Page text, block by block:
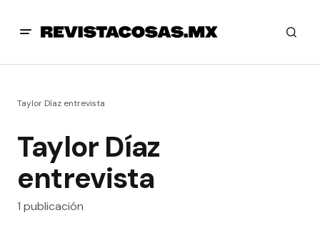
Taylor Díaz entrevista
Taylor Díaz
entrevista
1 publicación